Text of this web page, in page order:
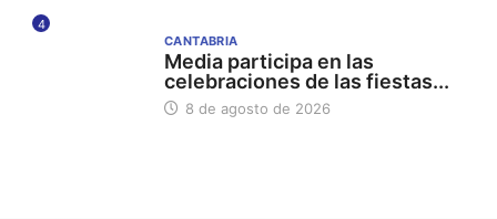
4
CANTABRIA
Media participa en las
celebraciones de las fiestas...
8 de agosto de 2026